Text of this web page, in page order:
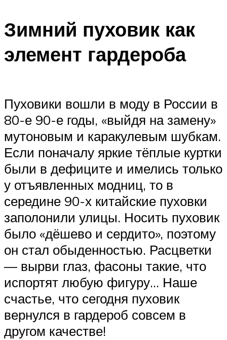
Зимний пуховик как
элемент гардероба
Пуховики вошли в моду в России в
80-е 90-е годы, «выйдя на замену»
мутоновым и каракулевым шубкам.
Если поначалу яркие тёплые куртки
были в дефиците и имелись только
у отъявленных модниц, то в
середине 90-х китайские пуховки
заполонили улицы. Носить пуховик
было «дёшево и сердито», поэтому
он стал обыденностью. Расцветки
— вырви глаз, фасоны такие, что
испортят любую фигуру… Наше
счастье, что сегодня пуховик
вернулся в гардероб совсем в
другом качестве!